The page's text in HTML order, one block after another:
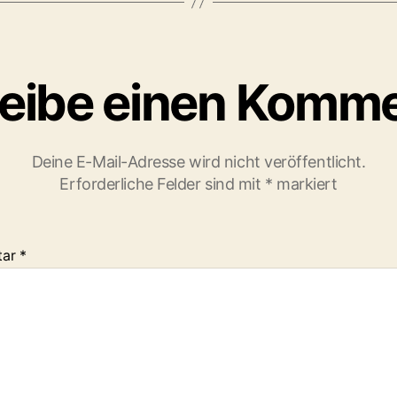
einen
Deine E-Mail-Adresse wird nicht veröffentlicht.
Erforderliche Felder sind mit * markiert
*